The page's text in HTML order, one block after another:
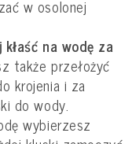
w osolonej
na wodę za
także przełożyć
krojenia i za
do wody.
wybierzesz